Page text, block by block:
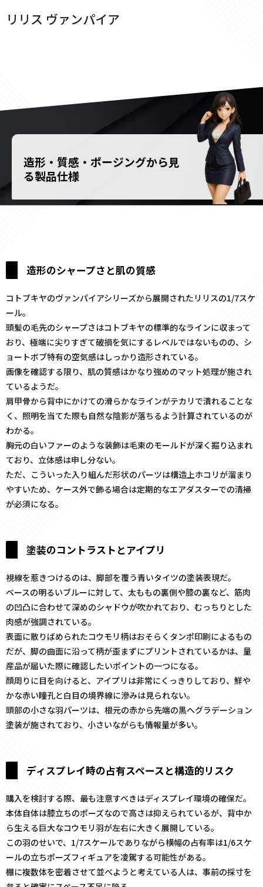
リリス ヴァンパイア
造形・質感・ポージングから見
る製品仕様
造形のシャープさと肌の質感
コトブキヤのヴァンパイアシリーズから展開されたリリスの1/7スケ
ール。
頭髪の毛先のシャープさはコトブキヤの標準的なラインに収まって
おり、極端に尖りすぎて破損を気にするレベルではないものの、シ
ョートボブ特有の空気感はしっかり造形されている。
画像を確認する限り、肌の質感はかなり強めのマット処理が施され
ているようだ。
肩甲骨から背中にかけての滑らかなラインがテカリで潰れることな
く、照明を当てた際も自然な陰影が落ちるよう計算されているのが
わかる。
胸元の白いファーのような装飾は毛束のモールドが深く掘り込まれ
ており、立体感は申し分ない。
ただ、こういった入り組んだ形状のパーツは構造上ホコリが溜まり
やすいため、ケース外で飾る場合は定期的なエアダスターでの清掃
が必須になる。
塗装のコントラストとアイプリ
視線を惹きつけるのは、脚部を覆う青いタイツの塗装表現だ。
ベースの明るいブルーに対して、太ももの裏側や膝の裏など、筋肉
の凹凸に合わせて深めのシャドウが吹かれており、むっちりとした
肉感が強調されている。
表面に散りばめられたコウモリ柄はおそらくタンポ印刷によるもの
だが、脚の曲面に沿って柄が歪まずにプリントされているかは、量
産品が届いた際に確認したいポイントの一つになる。
顔周りに目を向けると、アイプリは非常にくっきりしており、鮮や
かな赤い瞳孔と白目の境界線に滲みは見られない。
頭部の小さな羽パーツは、根元の赤から先端の黒へグラデーション
塗装が施されており、小さいながらも情報量が多い。
ディスプレイ時の占有スペースと構造的リスク
購入を検討する際、最も注意すべきはディスプレイ環境の確保だ。
本体自体は膝立ちのポーズなので高さは抑えられているが、背中か
ら生える巨大なコウモリ羽が左右に大きく展開している。
この羽のせいで、1/7スケールでありながら横幅の占有率は1/6スケ
ールの立ちポーズフィギュアを凌駕する可能性がある。
棚に複数体を密着させて並べようと考えている人は、事前の採寸を